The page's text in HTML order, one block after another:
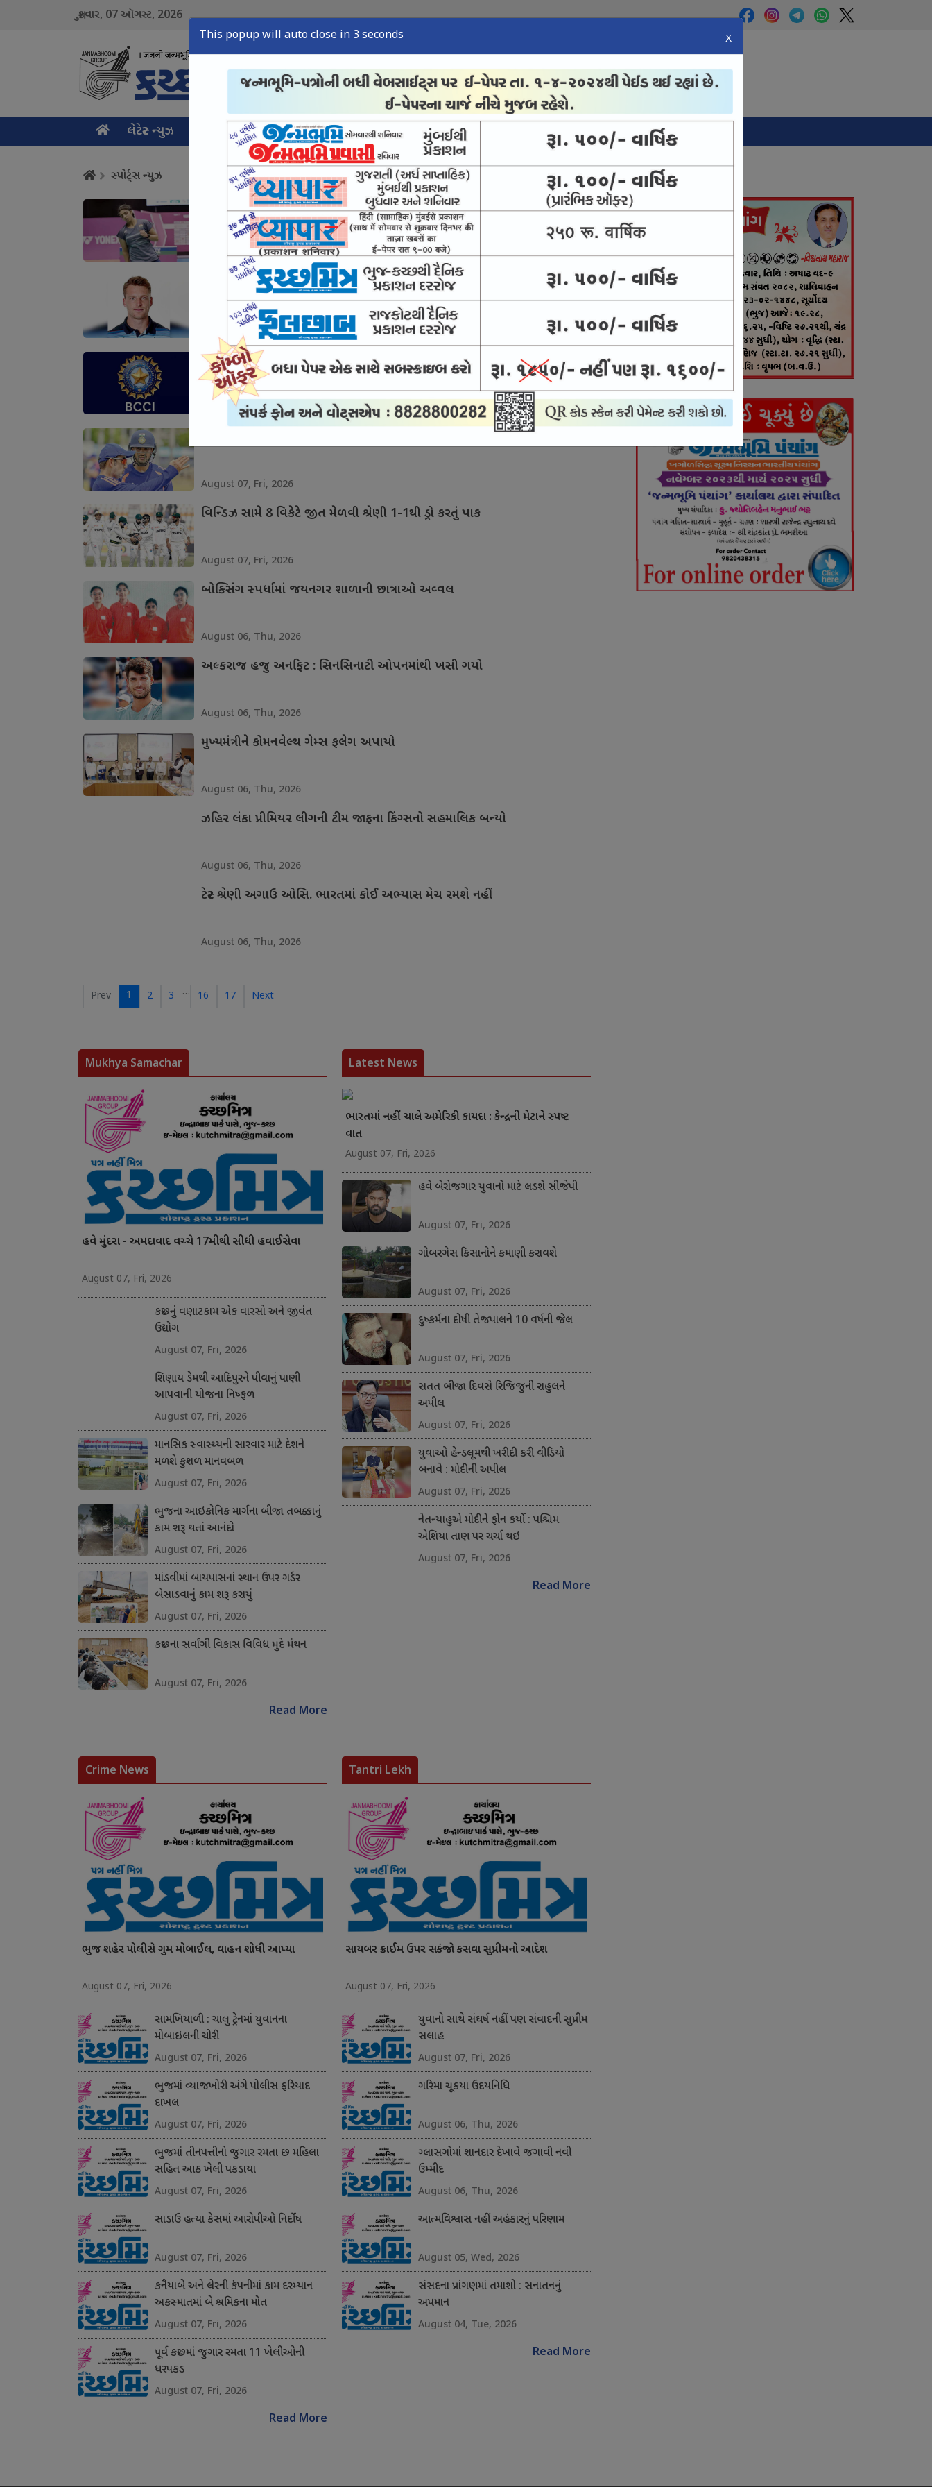
શુક્રવાર, 07ઑગસ્ટ, 2026
લેટેસ્ટ ન્યુઝ મુખ્ય સમાચાર ક્રાઇમ ન્યુઝ સ્પોર્ટ્સ ન્યુઝ તંત્રી લેખ ઈ-પેપર
This popup will auto close in 2 seconds X
સ્પોર્ટ્સ ન્યુઝ
તન્વી શર્મા કોરિયા ઓપનની ક્વાર્ટર ફાઇનલમાં
August 07, Fri, 2026
બટલરનો વર્લ્ડ રેકોર્ડ : ટી-20 ફોર્મેટમાં સૌથી વધુ રન
August 07, Fri, 2026
ટીમ ઇન્ડિયાના ખેલાડીઓની ફિટનેસ ટેસ્ટ વધુ કડક બની
August 07, Fri, 2026
August 07, Fri, 2026
વિન્ડિઝ સામે 8 વિકેટે જીત મેળવી શ્રેણી 1-1થી ડ્રો કરતું પાક
August 07, Fri, 2026
બોક્સિંગ સ્પર્ધામાં જયનગર શાળાની છાત્રાઓ અવ્વલ
August 06, Thu, 2026
અલ્કરાજ હજુ અનફિટ : સિનસિનાટી ઓપનમાંથી ખસી ગયો
August 06, Thu, 2026
મુખ્યમંત્રીને કોમનવેલ્થ ગેમ્સ ફલેગ અપાયો
August 06, Thu, 2026
ઝહિર લંકા પ્રીમિયર લીગની ટીમ જાફના કિંગ્સનો સહમાલિક બન્યો
August 06, Thu, 2026
ટેસ્ટ શ્રેણી અગાઉ ઓસિ. ભારતમાં કોઈ અભ્યાસ મેચ રમશે નહીં
August 06, Thu, 2026
Prev 1 2 3 … 16 17 Next
Panchang
Mukhya Samachar
હવે મુંદરા - અમદાવાદ વચ્ચે 17મીથી સીધી હવાઈસેવા
August 07, Fri, 2026
કચ્છનું વણાટકામ એક વારસો અને જીવંત
ઉદ્યોગ
August 07, Fri, 2026
શિણાય ડેમથી આદિપુરને પીવાનું પાણી
આપવાની યોજના નિષ્ફળ
August 07, Fri, 2026
માનસિક સ્વાસ્થ્યની સારવાર માટે દેશને
મળશે કુશળ માનવબળ
August 07, Fri, 2026
ભુજના આઇકોનિક માર્ગના બીજા તબક્કાનું
કામ શરૂ થતાં આનંદો
August 07, Fri, 2026
માંડવીમાં બાયપાસનાં સ્થાન ઉપર ગર્ડર
બેસાડવાનું કામ શરૂ કરાયું
August 07, Fri, 2026
કચ્છના સર્વાંગી વિકાસ વિવિધ મુદે મંથન
August 07, Fri, 2026
Read More
Latest News
ભારતમાં નહીં ચાલે અમેરિકી કાયદા : કેન્દ્રની મેટાને સ્પષ્ટ
વાત
August 07, Fri, 2026
હવે બેરોજગાર યુવાનો માટે લડશે સીજેપી
August 07, Fri, 2026
ગોબરગેસ કિસાનોને કમાણી કરાવશે
August 07, Fri, 2026
દુષ્કર્મના દોષી તેજપાલને 10 વર્ષની જેલ
August 07, Fri, 2026
સતત બીજા દિવસે રિજિજુની રાહુલને
અપીલ
August 07, Fri, 2026
યુવાઓ હેન્ડલૂમથી ખરીદી કરી વીડિયો
બનાવે : મોદીની અપીલ
August 07, Fri, 2026
નેતન્યાહુએ મોદીને ફોન કર્યો : પશ્ચિમ
એશિયા તાણ પર ચર્ચા થઇ
August 07, Fri, 2026
Read More
Crime News
ભુજ શહેર પોલીસે ગુમ મોબાઈલ, વાહન શોધી આપ્યા
August 07, Fri, 2026
સામખિયાળી : ચાલુ ટ્રેનમાં યુવાનના
મોબાઇલની ચોરી
August 07, Fri, 2026
ભુજમાં વ્યાજખોરી અંગે પોલીસ ફરિયાદ
દાખલ
August 07, Fri, 2026
ભુજમાં તીનપત્તીનો જુગાર રમતા છ મહિલા
સહિત આઠ ખેલી પકડાયા
August 07, Fri, 2026
સાડાઉ હત્યા કેસમાં આરોપીઓ નિર્દોષ
August 07, Fri, 2026
કનૈયાબે અને લેરની કંપનીમાં કામ દરમ્યાન
અકસ્માતમાં બે શ્રમિકના મોત
August 07, Fri, 2026
પૂર્વ કચ્છમાં જુગાર રમતા 11 ખેલીઓની
ધરપકડ
August 07, Fri, 2026
Read More
Tantri Lekh
સાયબર ક્રાઈમ ઉપર સકંજો કસવા સુપ્રીમનો આદેશ
August 07, Fri, 2026
યુવાનો સાથે સંઘર્ષ નહીં પણ સંવાદની સુપ્રીમ
સલાહ
August 07, Fri, 2026
ગરિમા ચૂકયા ઉદયનિધિ
August 06, Thu, 2026
ગ્લાસગોમાં શાનદાર દેખાવે જગાવી નવી
ઉમ્મીદ
August 06, Thu, 2026
આત્મવિશ્વાસ નહીં અહંકારનું પરિણામ
August 05, Wed, 2026
સંસદના પ્રાંગણમાં તમાશો : સનાતનનું
અપમાન
August 04, Tue, 2026
Read More